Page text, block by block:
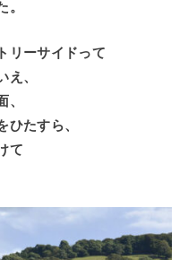
リーサイドって
え、
たすら、
て